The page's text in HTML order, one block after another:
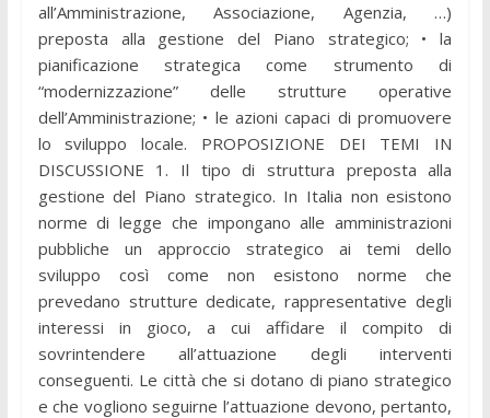
all’Amministrazione, Associazione, Agenzia, …)
preposta alla gestione del Piano strategico; • la
pianificazione strategica come strumento di
“modernizzazione” delle strutture operative
dell’Amministrazione; • le azioni capaci di promuovere
lo sviluppo locale. PROPOSIZIONE DEI TEMI IN
DISCUSSIONE 1. Il tipo di struttura preposta alla
gestione del Piano strategico. In Italia non esistono
norme di legge che impongano alle amministrazioni
pubbliche un approccio strategico ai temi dello
sviluppo così come non esistono norme che
prevedano strutture dedicate, rappresentative degli
interessi in gioco, a cui affidare il compito di
sovrintendere all’attuazione degli interventi
conseguenti. Le città che si dotano di piano strategico
e che vogliono seguirne l’attuazione devono, pertanto,